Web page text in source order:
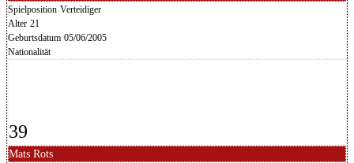
Spielposition Verteidiger
Alter 21
Geburtsdatum 05/06/2005
Nationalität
39
Mats Rots